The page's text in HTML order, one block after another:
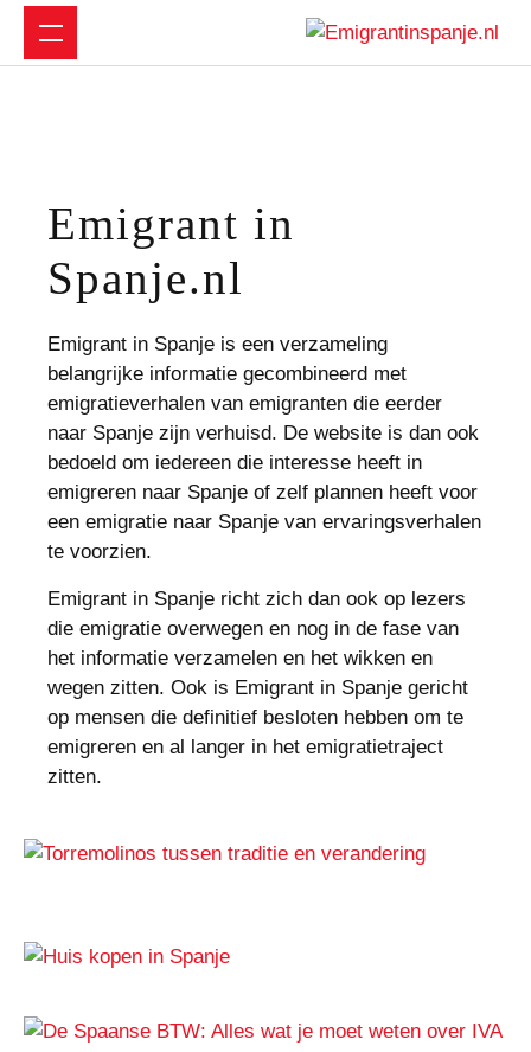
Emigrant in
Spanje.nl
Emigrant in Spanje is een verzameling
belangrijke informatie gecombineerd met
emigratieverhalen van emigranten die eerder
naar Spanje zijn verhuisd. De website is dan ook
bedoeld om iedereen die interesse heeft in
emigreren naar Spanje of zelf plannen heeft voor
een emigratie naar Spanje van ervaringsverhalen
te voorzien.
Emigrant in Spanje richt zich dan ook op lezers
die emigratie overwegen en nog in de fase van
het informatie verzamelen en het wikken en
wegen zitten. Ook is Emigrant in Spanje gericht
op mensen die definitief besloten hebben om te
emigreren en al langer in het emigratietraject
zitten.
Praktische informatie
Praktische informatie
Praktische informatie